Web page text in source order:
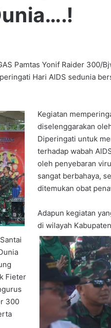
Pamtas Yonif Raider 300/
Hari AIDS sedunia
Kegiatan
diselenggarakan
Diperingati untuk
terhadap wabah
oleh penyebaran
sangat berbahaya,
ditemukan obat
Adapun kegiatan
di wilayah
Fieter
300